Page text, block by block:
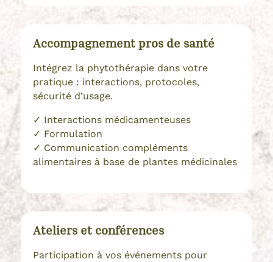
Accompagnement pros de santé
Intégrez la phytothérapie dans votre
pratique : interactions, protocoles,
sécurité d’usage.
✓ Interactions médicamenteuses
✓ Formulation
✓ Communication compléments
alimentaires à base de plantes médicinales
Ateliers et conférences
Participation à vos événements pour